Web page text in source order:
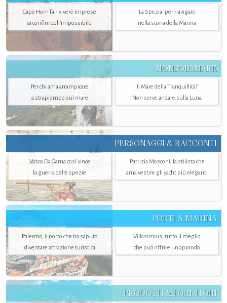
Capo Horn fa rivivere imprese
ai confini dell’impossibile
La Spezia. per navigare
nella storia della Marina
NONSOLOMARE
Per chi ama arrampicare
a strapiombo sul mare
Il Mare della Tranquillità?
Non serve andare sulla Luna
PERSONAGGI & RACCONTI
Vasco Da Gama così vince
la guerra delle spezie
Patrizia Mosconi, la stilista che
ama vestire gli yacht più eleganti
PORTI & MARINA
Palermo, il porto che ha saputo
diventare attrazione turistica
Villasimius, tutto il meglio
che può offrire un approdo
PRODOTTI & FORNITORI